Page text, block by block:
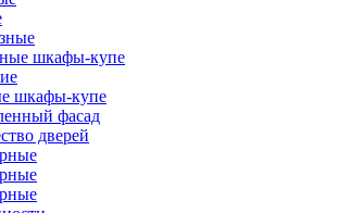
шкафы-купе
шкафы-купе
фасад
дверей